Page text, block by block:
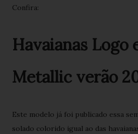
Confira:
Havaianas Logo
Metallic verão
Este modelo já foi publicado essa
solado colorido igual ao das